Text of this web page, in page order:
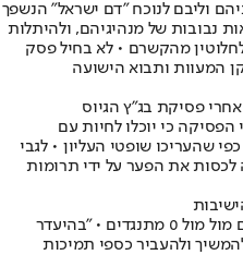
וליבם לנוכח "דם ישראל" הנשפך
נבובות של מנהיגיהם, ולהיתלות
מהקשרם • לא בחיל פסק
המעוות ותבוא הישועה
פסיקת בג"ץ הגיוס
כי יוכלו לחיות עם
- כפי שהעריכו שופטי העליון • לגבי
לכסות את הפער על ידי תרומות
ההחלטה התקבלה ברוב של 9 שופטים מול מול 0 מתנגדים • "בהיעדר
ולהעביר כספי תמיכות